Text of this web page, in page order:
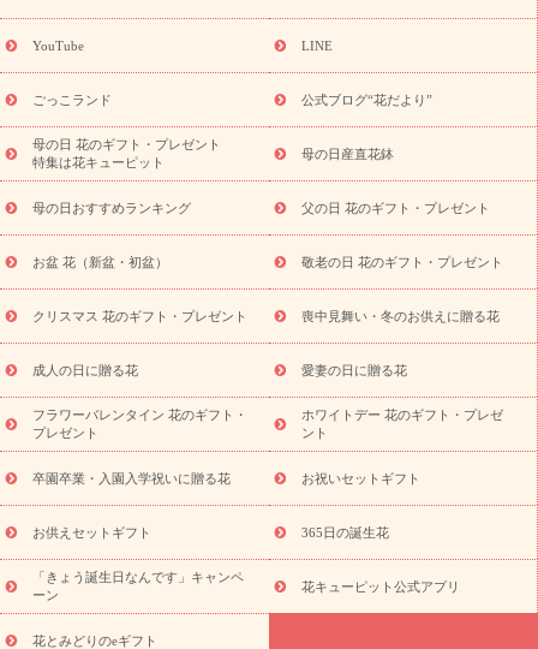
(トルコキキョウ)
9月の誕生花(リンドウ)
ら探す
お祝いの花特集 当日配達特急便 お祝い商品一覧
念日
結婚祝い 出産祝い 退院祝い・快気祝い
寿祝い
プチギフト ペットのお祝いフラワー
供え・お悔やみ商品一覧
お供え・お悔やみの花
四十九日法要以
お供え プリザーブドフラワー
ペットのお供えフラワー
お盆（新
盆・初盆）
その他 お祝い返し お見舞い
お取り寄せギフト
ビジネス用
ご自宅用 観葉植物 ミディ胡蝶蘭
プリザーブ
ドフラワー
スタイルから探す アレンジメント 花束
スタ
ンド花
お祝い お供え・お悔やみ 胡蝶蘭 胡蝶蘭・花鉢
ディ胡蝶蘭・お祝い
ミディ胡蝶蘭・お供え
世界初の青色胡蝶蘭
観葉植物
観葉植物 産直多肉植物
プリザーブドフラワー
お祝い
お供え・お悔やみ 花とセットギフト
セミオーダー
プチギフト（hanamore -ハナモア-）
花とみどりのeギフト
キューピットのeGfit
カラー ピンク イエローオレンジ
レッ
ド
お花の種類 トルコキキョウ
お祝い お祝い・3000円～ お祝い・4000円～
お祝い・
5000円～
お祝い・7000円～ お祝い・ 10000円～
お供え・お
悔やみ
円～
お供え・お悔やみ・
YouTube LINE
ごっこランド 公式ブログ“花だより”
母の日 花のギフト・プレゼント
特集は花キューピット
母の日産直花鉢
母の日おすすめランキング 父の日 花のギフト・プレゼント
お盆 花（新盆・初盆） 敬老の日 花のギフト・プレゼント
クリスマス 花のギフト・プレゼント 喪中見舞い・冬のお供えに贈る花
成人の日に贈る花 愛妻の日に贈る花
フラワーバレンタイン 花のギフト・
プレゼント
ホワイトデー 花のギフト・プレゼ
ント
卒園卒業・入園入学祝いに贈る花 お祝いセットギフト
お供えセットギフト 365日の誕生花
「きょう誕生日なんです」キャンペ
ーン
花キューピット公式アプリ
花とみどりのeギフト